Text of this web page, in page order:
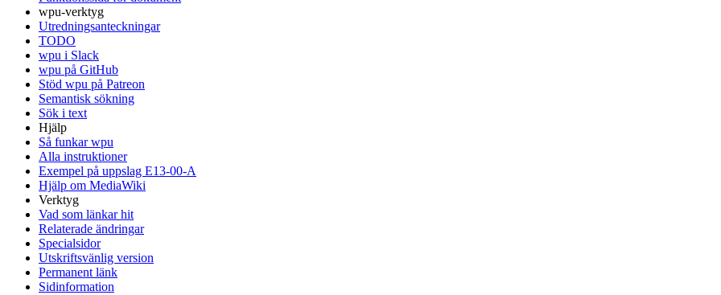
wpu-verktyg
Utredningsanteckningar
TODO
wpu i Slack
wpu på GitHub
Stöd wpu på Patreon
Semantisk sökning
Sök i text
Hjälp
Så funkar wpu
Alla instruktioner
Exempel på uppslag E13-00-A
Hjälp om MediaWiki
Verktyg
Vad som länkar hit
Relaterade ändringar
Specialsidor
Utskriftsvänlig version
Permanent länk
Sidinformation